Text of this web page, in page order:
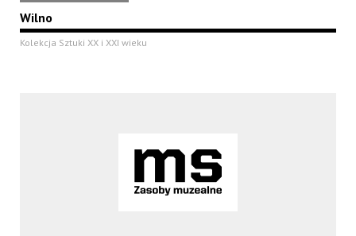
Wilno
Kolekcja Sztuki XX i XXI wieku